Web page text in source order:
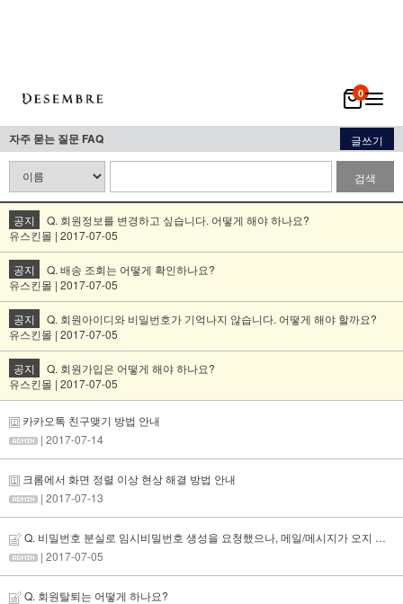
0
자주 묻는 질문 FAQ 글쓰기
검색
공지
Q. 회원정보를 변경하고 싶습니다. 어떻게 해야 하나요?
유스킨몰 | 2017-07-05
공지
Q. 배송 조회는 어떻게 확인하나요?
유스킨몰 | 2017-07-05
공지
Q. 회원아이디와 비밀번호가 기억나지 않습니다. 어떻게 해야 할까요?
유스킨몰 | 2017-07-05
공지
Q. 회원가입은 어떻게 해야 하나요?
유스킨몰 | 2017-07-05
카카오톡 친구맺기 방법 안내
| 2017-07-14
크롬에서 화면 정렬 이상 현상 해결 방법 안내
| 2017-07-13
Q. 비밀번호 분실로 임시비밀번호 생성을 요청했으나, 메일/메시지가 오지 않아요.
| 2017-07-05
Q. 회원탈퇴는 어떻게 하나요?